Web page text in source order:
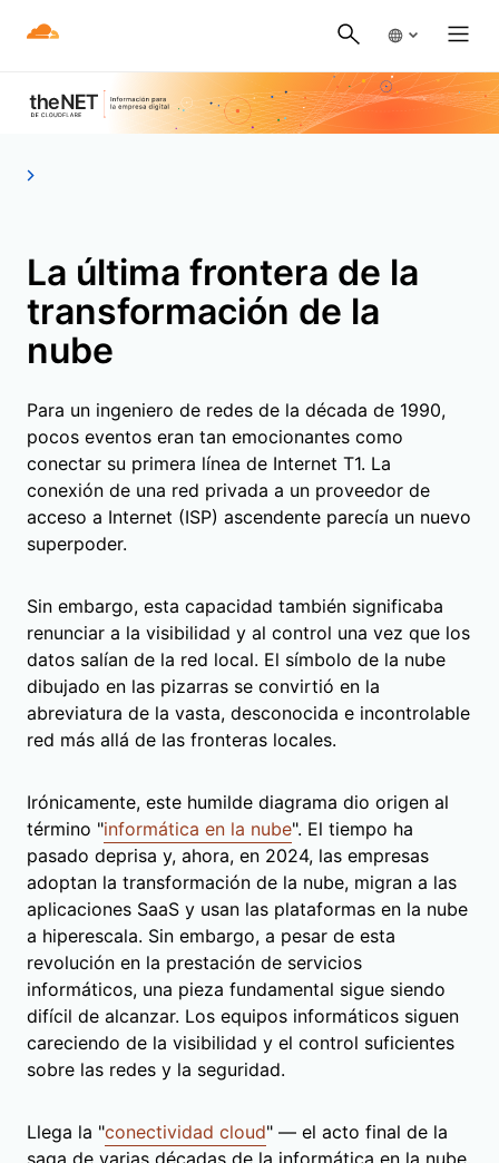
La última frontera de la
transformación de la
nube
Para un ingeniero de redes de la década de 1990,
pocos eventos eran tan emocionantes como
conectar su primera línea de Internet T1. La
conexión de una red privada a un proveedor de
acceso a Internet (ISP) ascendente parecía un nuevo
superpoder.
Sin embargo, esta capacidad también significaba
renunciar a la visibilidad y al control una vez que los
datos salían de la red local. El símbolo de la nube
dibujado en las pizarras se convirtió en la
abreviatura de la vasta, desconocida e incontrolable
red más allá de las fronteras locales.
Irónicamente, este humilde diagrama dio origen al
término "informática en la nube". El tiempo ha
pasado deprisa y, ahora, en 2024, las empresas
adoptan la transformación de la nube, migran a las
aplicaciones SaaS y usan las plataformas en la nube
a hiperescala. Sin embargo, a pesar de esta
revolución en la prestación de servicios
informáticos, una pieza fundamental sigue siendo
difícil de alcanzar. Los equipos informáticos siguen
careciendo de la visibilidad y el control suficientes
sobre las redes y la seguridad.
Llega la "conectividad cloud" — el acto final de la
saga de varias décadas de la informática en la nube.